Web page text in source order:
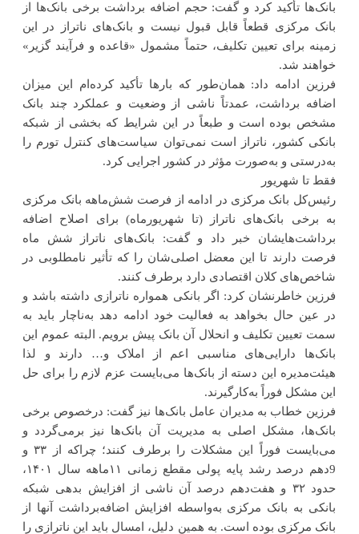
بانک‌ها تأکید کرد و گفت: حجم اضافه برداشت برخی بانک‌ها از
بانک مرکزی قطعاً قابل قبول نیست و بانک‌های ناتراز در این
زمینه برای تعیین تکلیف، حتماً مشمول «قاعده و فرآیند گزیر»
خواهند شد.
فرزین ادامه داد: همان‌طور که بار‌ها تأکید کرده‌ام این میزان
اضافه برداشت، عمدتاً ناشی از وضعیت و عملکرد چند بانک
مشخص بوده است و طبعاً در این شرایط که بخشی از شبکه
بانکی کشور، ناتراز است نمی‌توان سیاست‌های کنترل تورم را
به‌درستی و به‌صورت مؤثر در کشور اجرایی کرد.
فقط تا شهریور
رئیس‌کل بانک مرکزی در ادامه از فرصت شش‌ماهه بانک مرکزی
به برخی بانک‌های ناتراز (تا شهریورماه) برای اصلاح اضافه
برداشت‌هایشان خبر داد و گفت: بانک‌های ناتراز شش ماه
فرصت دارند تا این معضل اصلی‌شان را که تأثیر نامطلوبی در
شاخص‌های کلان اقتصادی دارد برطرف کنند.
فرزین خاطرنشان کرد: اگر بانکی همواره ناترازی داشته باشد و
در عین ‌حال بخواهد به فعالیت خود ادامه دهد به‌ناچار باید به
سمت تعیین تکلیف و انحلال آن بانک پیش برویم. البته عموم این
بانک‌ها دارایی‌های مناسبی اعم از املاک و… دارند و لذا
هیئت‌مدیره این دسته از بانک‌ها می‌بایست عزم لازم را برای حل
این مشکل فوراً به‌کارگیرند.
فرزین خطاب به مدیران عامل بانک‌ها نیز گفت: درخصوص برخی
بانک‌ها، مشکل اصلی به مدیریت آن بانک‌ها نیز برمی‌گردد و
می‌بایست فوراً این مشکلات را برطرف کنند؛ چراکه از ۳۳ و
9دهم درصد رشد پایه پولی مقطع زمانی ۱۱ماهه سال ۱۴۰۱،
حدود ۳۲ و هفت‌دهم درصد آن ناشی از افزایش بدهی شبکه
بانکی به بانک مرکزی به‌واسطه افزایش اضافه‌برداشت آنها از
بانک مرکزی بوده است. به همین دلیل، امسال باید این ناترازی را